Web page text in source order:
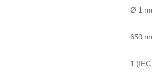
Ø 1
650
1